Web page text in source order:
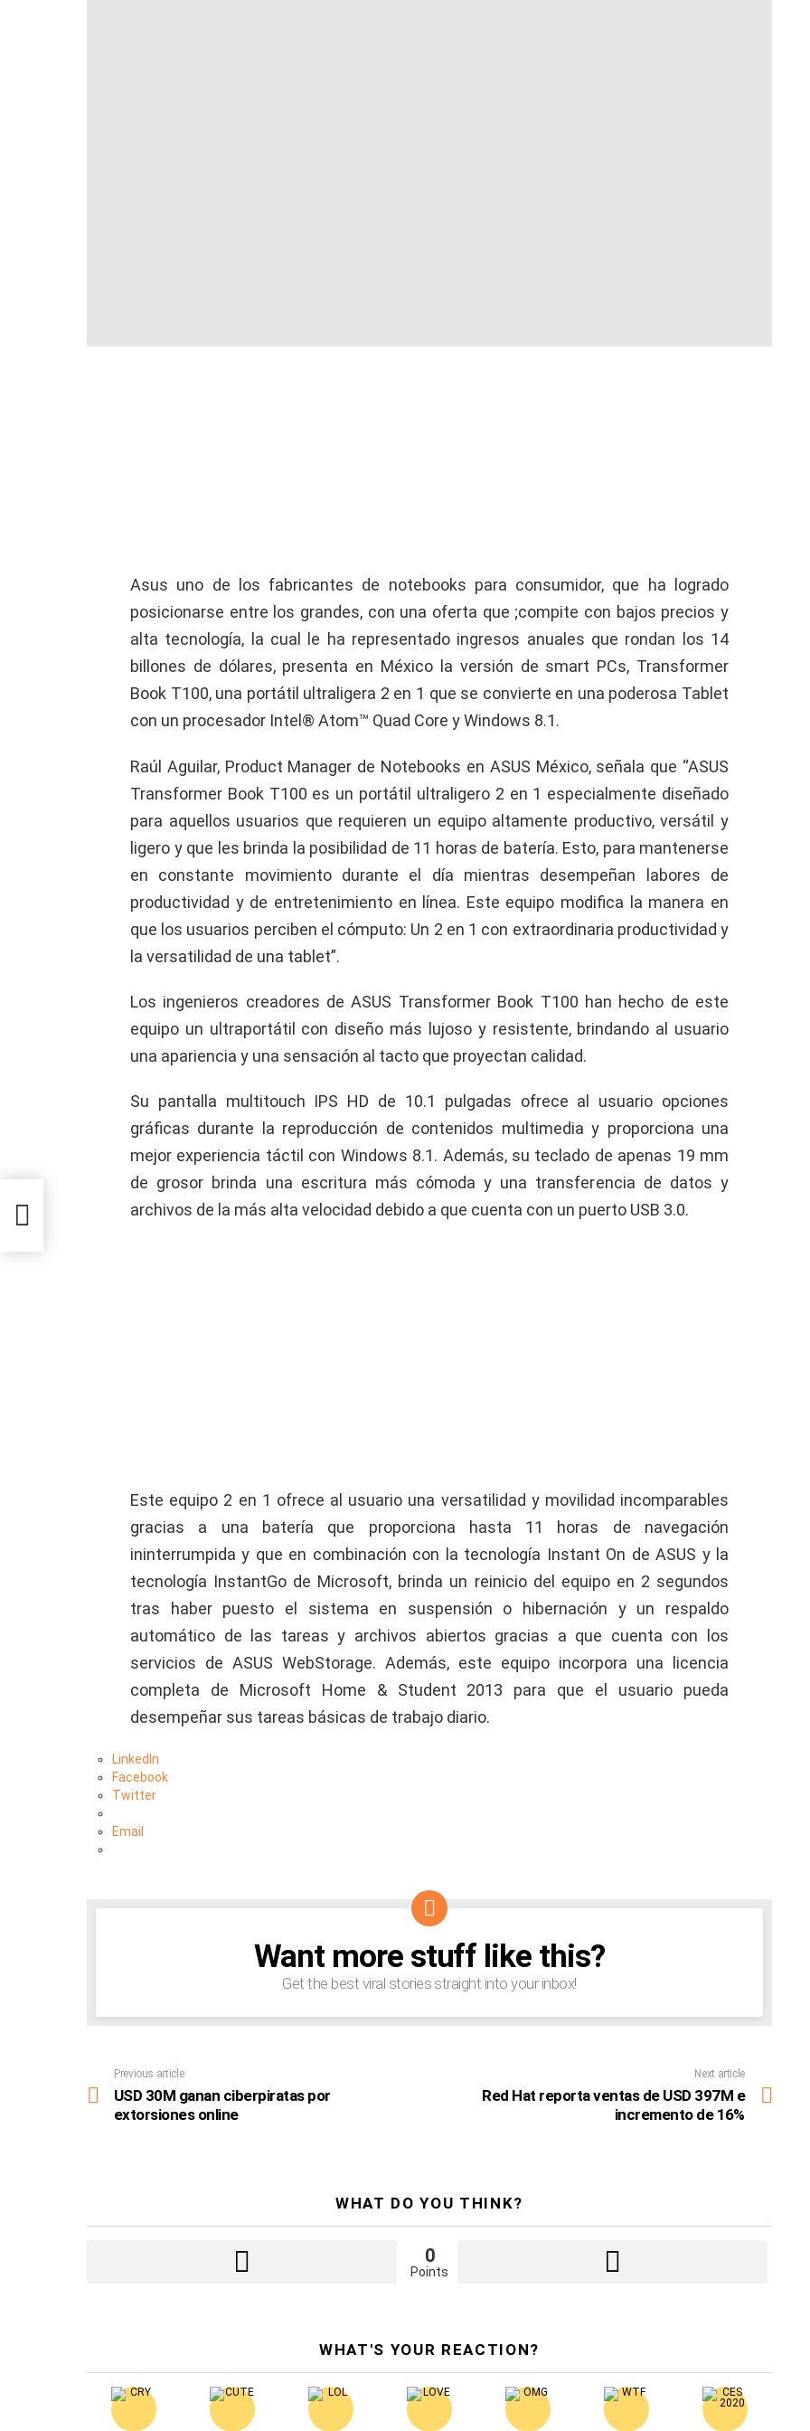
Asus uno de los fabricantes de notebooks para consumidor, que ha logrado
posicionarse entre los grandes, con una oferta que ;compite con bajos precios y
alta tecnología, la cual le ha representado ingresos anuales que rondan los 14
billones de dólares, presenta en México la versión de smart PCs, Transformer
Book T100, una portátil ultraligera 2 en 1 que se convierte en una poderosa Tablet
con un procesador Intel® Atom™ Quad Core y Windows 8.1.
Raúl Aguilar, Product Manager de Notebooks en ASUS México, señala que “ASUS
Transformer Book T100 es un portátil ultraligero 2 en 1 especialmente diseñado
para aquellos usuarios que requieren un equipo altamente productivo, versátil y
ligero y que les brinda la posibilidad de 11 horas de batería. Esto, para mantenerse
en constante movimiento durante el día mientras desempeñan labores de
productividad y de entretenimiento en línea. Este equipo modifica la manera en
que los usuarios perciben el cómputo: Un 2 en 1 con extraordinaria productividad y
la versatilidad de una tablet”.
Los ingenieros creadores de ASUS Transformer Book T100 han hecho de este
equipo un ultraportátil con diseño más lujoso y resistente, brindando al usuario
una apariencia y una sensación al tacto que proyectan calidad.
Su pantalla multitouch IPS HD de 10.1 pulgadas ofrece al usuario opciones
gráficas durante la reproducción de contenidos multimedia y proporciona una
mejor experiencia táctil con Windows 8.1. Además, su teclado de apenas 19 mm
de grosor brinda una escritura más cómoda y una transferencia de datos y
archivos de la más alta velocidad debido a que cuenta con un puerto USB 3.0.
Este equipo 2 en 1 ofrece al usuario una versatilidad y movilidad incomparables
gracias a una batería que proporciona hasta 11 horas de navegación
ininterrumpida y que en combinación con la tecnología Instant On de ASUS y la
tecnología InstantGo de Microsoft, brinda un reinicio del equipo en 2 segundos
tras haber puesto el sistema en suspensión o hibernación y un respaldo
automático de las tareas y archivos abiertos gracias a que cuenta con los
servicios de ASUS WebStorage. Además, este equipo incorpora una licencia
completa de Microsoft Home & Student 2013 para que el usuario pueda
desempeñar sus tareas básicas de trabajo diario.
LinkedIn
Facebook
Twitter
Email
Want more stuff like this?
Get the best viral stories straight into your inbox!
more
Previous article
USD 30M ganan ciberpiratas por
extorsiones online
Next article
Red Hat reporta ventas de USD 397M e
incremento de 16%
WHAT DO YOU THINK?
0
Points
WHAT'S YOUR REACTION?